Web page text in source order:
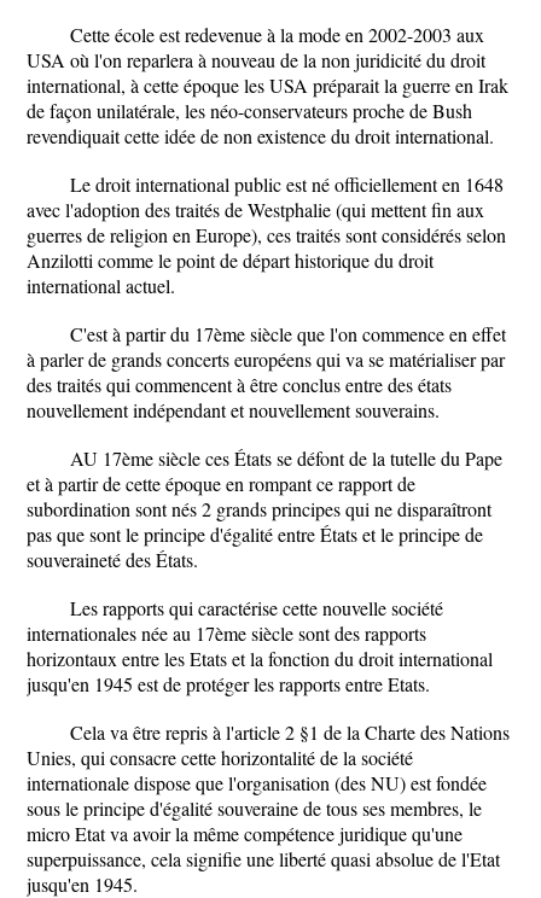
Cette école est redevenue à la mode en 2002-2003 aux
USA où l'on reparlera à nouveau de la non juridicité du droit
international, à cette époque les USA préparait la guerre en Irak
de façon unilatérale, les néo-conservateurs proche de Bush
revendiquait cette idée de non existence du droit international.
Le droit international public est né officiellement en 1648
avec l'adoption des traités de Westphalie (qui mettent fin aux
guerres de religion en Europe), ces traités sont considérés selon
Anzilotti comme le point de départ historique du droit
international actuel.
C'est à partir du 17ème siècle que l'on commence en effet
à parler de grands concerts européens qui va se matérialiser par
des traités qui commencent à être conclus entre des états
nouvellement indépendant et nouvellement souverains.
AU 17ème siècle ces États se défont de la tutelle du Pape
et à partir de cette époque en rompant ce rapport de
subordination sont nés 2 grands principes qui ne disparaîtront
pas que sont le principe d'égalité entre États et le principe de
souveraineté des États.
Les rapports qui caractérise cette nouvelle société
internationales née au 17ème siècle sont des rapports
horizontaux entre les Etats et la fonction du droit international
jusqu'en 1945 est de protéger les rapports entre Etats.
Cela va être repris à l'article 2 §1 de la Charte des Nations
Unies, qui consacre cette horizontalité de la société
internationale dispose que l'organisation (des NU) est fondée
sous le principe d'égalité souveraine de tous ses membres, le
micro Etat va avoir la même compétence juridique qu'une
superpuissance, cela signifie une liberté quasi absolue de l'Etat
jusqu'en 1945.